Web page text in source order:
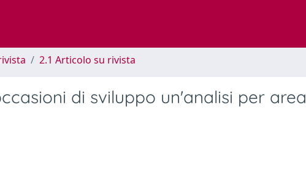
2.1 Articolo su rivista
di sviluppo un'analisi per area